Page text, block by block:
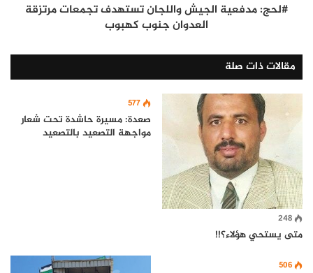
#لحج: مدفعية الجيش واللجان تستهدف تجمعات مرتزقة
العدوان جنوب كهبوب
مقالات ذات صلة
248
متى يستحي هؤلاء؟!!
577
صعدة: مسيرة حاشدة تحت شعار
مواجهة التصعيد بالتصعيد
506